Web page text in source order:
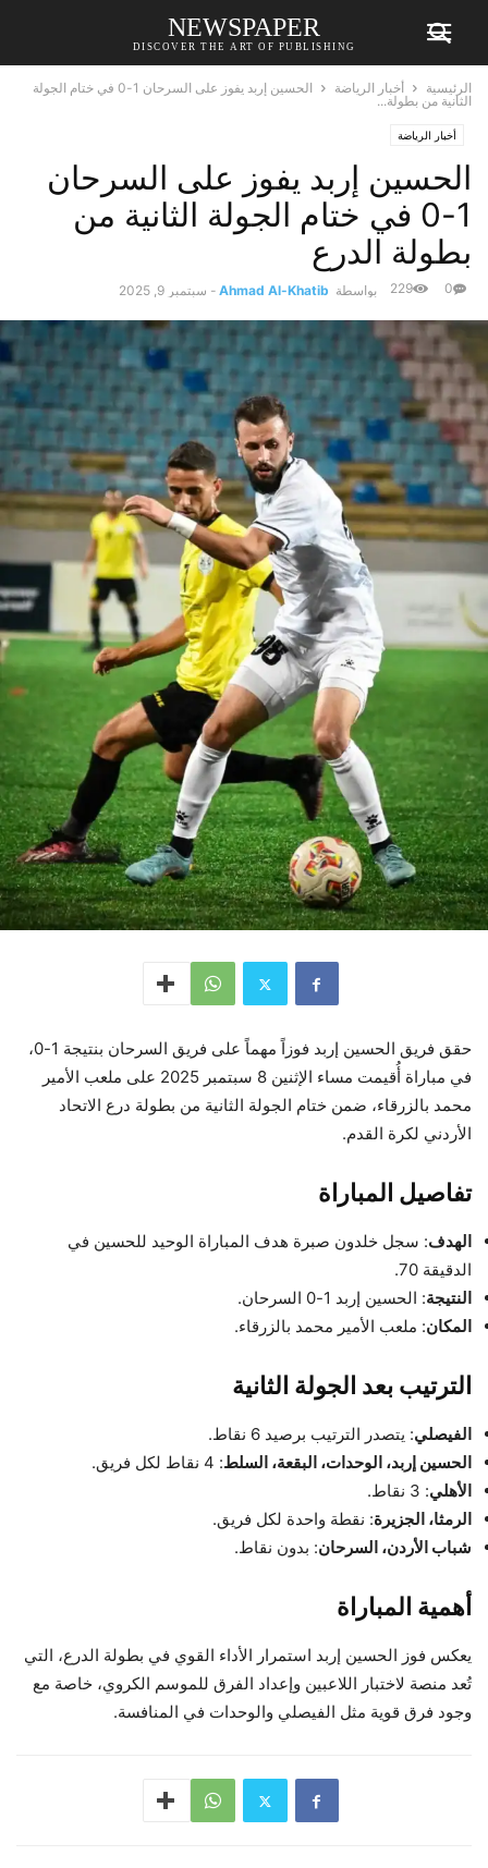
NEWSPAPER
DISCOVER THE ART OF PUBLISHING
الرئيسية أخبار الرياضة
الحسين إربد يفوز على السرحان 1-0 في ختام الجولة
الثانية من بطولة...
أخبار الرياضة
الحسين إربد يفوز على السرحان
1-0 في ختام الجولة الثانية من
بطولة الدرع
بواسطة Ahmad Al-Khatib
- سبتمبر 9, 2025 0
229
حقق فريق الحسين إربد فوزاً مهماً على فريق السرحان بنتيجة 1-0،
في مباراة أُقيمت مساء الإثنين 8 سبتمبر 2025 على ملعب الأمير
محمد بالزرقاء، ضمن ختام الجولة الثانية من بطولة درع الاتحاد
الأردني لكرة القدم.
تفاصيل المباراة
الهدف: سجل خلدون صبرة هدف المباراة الوحيد للحسين في
الدقيقة 70.
النتيجة: الحسين إربد 1-0 السرحان.
المكان: ملعب الأمير محمد بالزرقاء.
الترتيب بعد الجولة الثانية
الفيصلي: يتصدر الترتيب برصيد 6 نقاط.
الحسين إربد، الوحدات، البقعة، السلط: 4 نقاط لكل فريق.
الأهلي: 3 نقاط.
الرمثا، الجزيرة: نقطة واحدة لكل فريق.
شباب الأردن، السرحان: بدون نقاط.
أهمية المباراة
يعكس فوز الحسين إربد استمرار الأداء القوي في بطولة الدرع، التي
تُعد منصة لاختبار اللاعبين وإعداد الفرق للموسم الكروي، خاصة مع
وجود فرق قوية مثل الفيصلي والوحدات في المنافسة.